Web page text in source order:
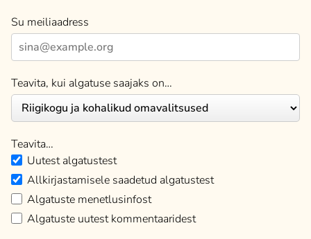
Su meiliaadress
Teavita, kui algatuse saajaks on…
Teavita…
Uutest algatustest
Allkirjastamisele saadetud algatustest
Algatuste menetlusinfost
Algatuste uutest kommentaaridest